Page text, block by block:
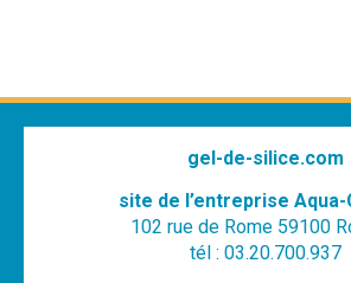
gel-de-silice.com
site de l’entreprise
102 rue de Rome 59100
tél : 03.20.700.937